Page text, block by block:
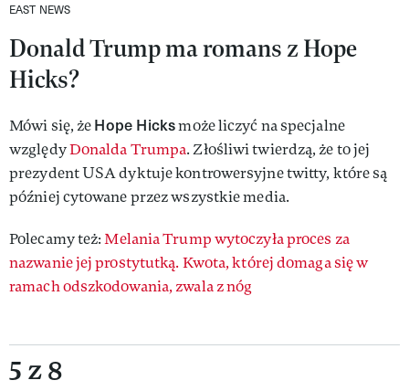
EAST NEWS
Donald Trump ma romans z Hope
Hicks?
Mówi się, żeHope Hicksmoże liczyć na specjalne
względyDonalda Trumpa. Złośliwi twierdzą, że to jej
prezydent USA dyktuje kontrowersyjne twitty, które są
później cytowane przez wszystkie media.
Polecamy też:Melania Trump wytoczyła proces za
nazwanie jej prostytutką. Kwota, której domaga się w
ramach odszkodowania, zwala z nóg
5 z 8